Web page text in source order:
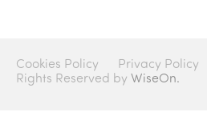
Cookies Policy Privacy Policy
Rights Reserved by WiseOn.